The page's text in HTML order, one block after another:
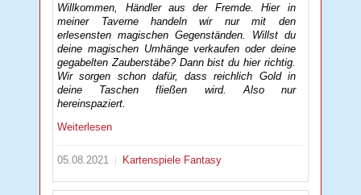
Willkommen, Händler aus der Fremde. Hier in
meiner Taverne handeln wir nur mit den
erlesensten magischen Gegenständen. Willst du
deine magischen Umhänge verkaufen oder deine
gegabelten Zauberstäbe? Dann bist du hier richtig.
Wir sorgen schon dafür, dass reichlich Gold in
deine Taschen fließen wird. Also nur
hereinspaziert.
Weiterlesen
05.08.2021 Kartenspiele Fantasy